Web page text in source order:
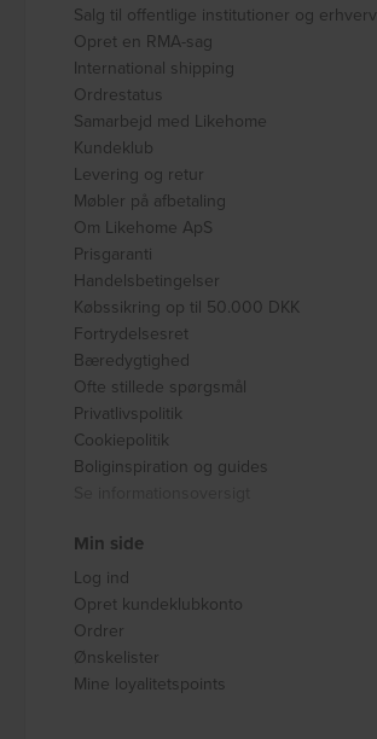
Salg til offentlige institutioner og erhverv
Opret en RMA-sag
International shipping
Ordrestatus
Samarbejd med Likehome
Kundeklub
Levering og retur
Møbler på afbetaling
Om Likehome ApS
Prisgaranti
Handelsbetingelser
Købssikring op til 50.000 DKK
Fortrydelsesret
Bæredygtighed
Ofte stillede spørgsmål
Privatlivspolitik
Cookiepolitik
Boliginspiration og guides
Min side
Log ind
Opret kundeklubkonto
Ordrer
Ønskelister
Mine loyalitetspoints